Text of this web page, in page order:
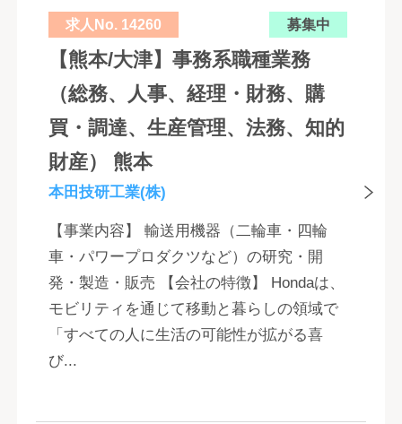
求人No. 14260 募集中
【熊本/大津】事務系職種業務
（総務、人事、経理・財務、購
買・調達、生産管理、法務、知的
財産） 熊本
本田技研工業(株)
【事業内容】 輸送用機器（二輪車・四輪
車・パワープロダクツなど）の研究・開
発・製造・販売 【会社の特徴】 Hondaは、
モビリティを通じて移動と暮らしの領域で
「すべての人に生活の可能性が拡がる喜
び...